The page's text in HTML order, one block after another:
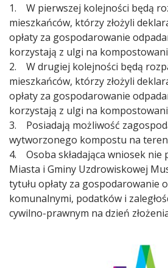
1. W pierwszej kolejności będą
mieszkańców, którzy złożyli
opłaty za gospodarowanie
korzystają z ulgi na
2. W drugiej kolejności będą
mieszkańców, którzy złożyli
opłaty za gospodarowanie
korzystają z ulgi na
3. Posiadają możliwość
wytworzonego kompostu na
4. Osoba składająca wniosek nie
Miasta i Gminy Uzdrowiskowej
tytułu opłaty za gospodarowanie
komunalnymi, podatków i
cywilno-prawnym na dzień